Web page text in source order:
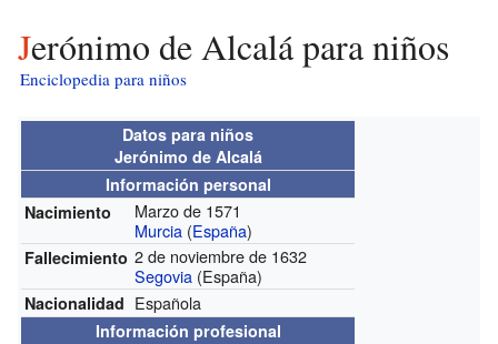
Jerónimo de Alcalá para niños
Enciclopedia para niños
Datos para niños
Jerónimo de Alcalá
Información personal
Nacimiento
Marzo de 1571
Murcia (España)
Fallecimiento 2 de noviembre de 1632
Segovia (España)
Nacionalidad Española
Información profesional